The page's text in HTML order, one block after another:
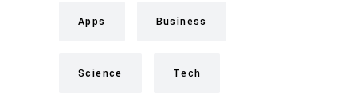
Apps Business
Science Tech